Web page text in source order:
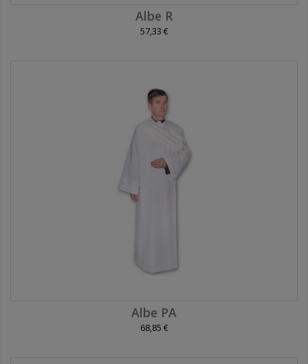
Albe R
57,33 €
Albe PA
68,85 €